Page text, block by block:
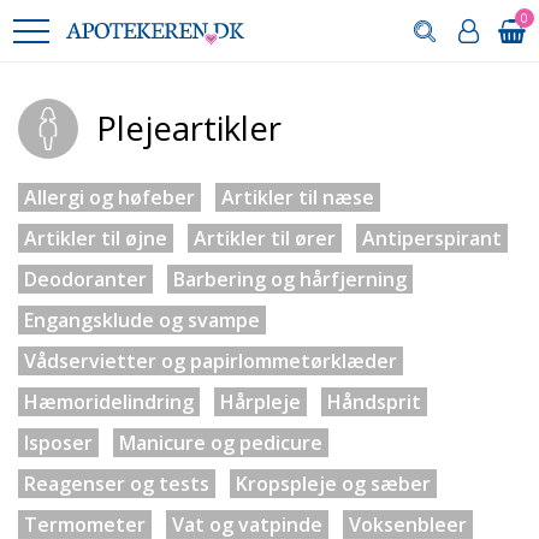
0
Plejeartikler
Allergi og høfeber
Artikler til næse
Artikler til øjne
Artikler til ører
Antiperspirant
Deodoranter
Barbering og hårfjerning
Engangsklude og svampe
Vådservietter og papirlommetørklæder
Hæmoridelindring
Hårpleje
Håndsprit
Isposer
Manicure og pedicure
Reagenser og tests
Kropspleje og sæber
Termometer
Vat og vatpinde Voksenbleer